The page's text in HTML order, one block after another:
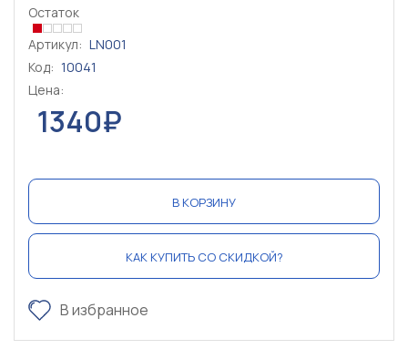
Остаток
Артикул: LN001
Код: 10041
Цена:
1340₽
В КОРЗИНУ
КАК КУПИТЬ СО СКИДКОЙ?
В избранное